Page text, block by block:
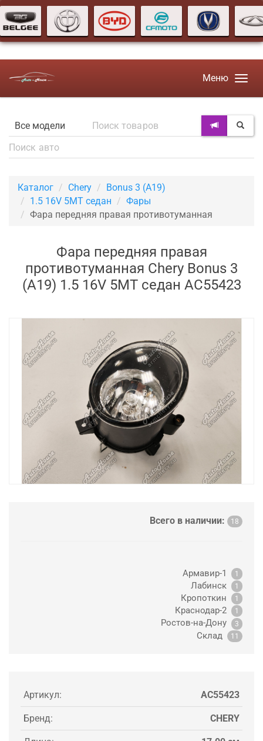
Меню
Каталог Chery
Bonus 3 (A19)
1.5 16V 5MT седан
Фары
Фара передняя правая противотуманная
Фара передняя правая
противотуманная Chery Bonus 3
(A19) 1.5 16V 5MT седан AC55423
Всего в наличии: 18
Армавир-1 1
Лабинск 1
Кропоткин 1
Краснодар-2 1
Ростов-на-Дону 3
Склад 11
Артикул: AC55423
Бренд: CHERY